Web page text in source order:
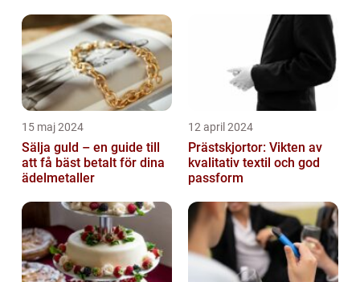
15 maj 2024
Sälja guld – en guide till
att få bäst betalt för dina
ädelmetaller
12 april 2024
Prästskjortor: Vikten av
kvalitativ textil och god
passform